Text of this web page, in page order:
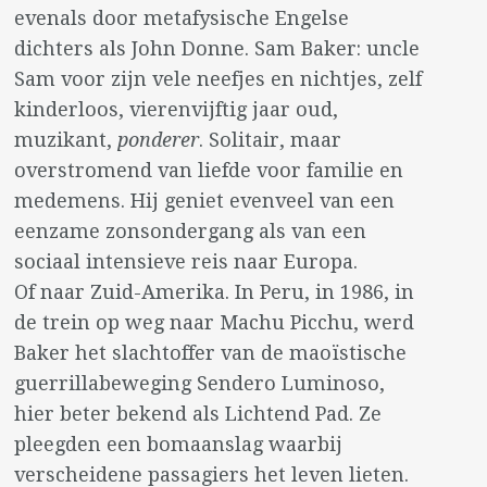
evenals door metafysische Engelse
dichters als John Donne. Sam Baker: uncle
Sam voor zijn vele neefjes en nichtjes, zelf
kinderloos, vierenvijftig jaar oud,
muzikant, ponderer. Solitair, maar
overstromend van liefde voor familie en
medemens. Hij geniet evenveel van een
eenzame zonsondergang als van een
sociaal intensieve reis naar Europa.
Of naar Zuid-Amerika. In Peru, in 1986, in
de trein op weg naar Machu Picchu, werd
Baker het slachtoffer van de maoïstische
guerrillabeweging Sendero Luminoso,
hier beter bekend als Lichtend Pad. Ze
pleegden een bomaanslag waarbij
verscheidene passagiers het leven lieten.